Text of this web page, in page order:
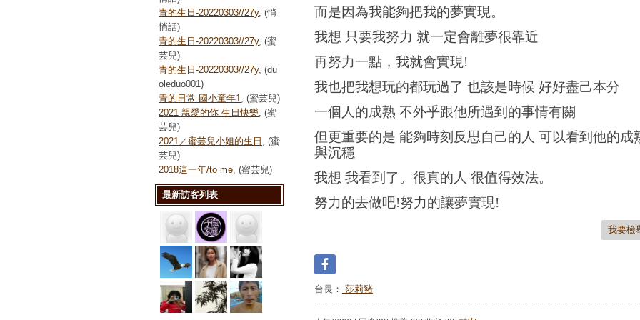
而是因為我能夠把我的夢實現。
我想 只要我努力 就一定會離夢很靠近
再努力一點，我就會實現!
我也把我想玩的都玩過了 也該是時候 好好盡己本分
一個人的成熟 不外乎跟他所遇到的事情有關
但更重要的是 能夠時刻反思自己的人 可以看到他的成
與沉穩
我想 我看到了。很真的人 很值得效法。
努力的去做吧!努力的讓夢實現!
我要檢
台長： 莎莉豬
青的生日-20220303//27y, (悄
悄話)
青的生日-20220303//27y, (蜜
芸兒)
青的生日-20220303//27y, (du
oleduo001)
青的日常-國小童年1
, (蜜芸兒)
2021 親愛的你 生日快樂 , (蜜
芸兒)
2021／蜜芸兒小姐的生日
, (蜜
芸兒)
2018這一年/to me , (蜜芸兒)
最新訪客列表